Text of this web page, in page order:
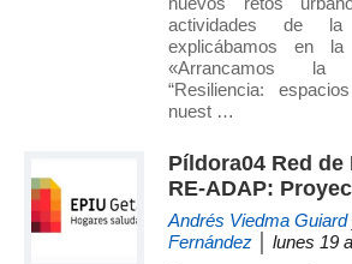
actividades de
explicábamos en
«Arrancamos la
“Resiliencia:
nuest …
Píldora04 Red
RE-ADAP:
Andrés Viedma Guiard
Fernández │ lunes 19